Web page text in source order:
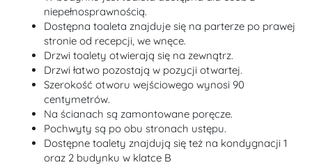
niepełnosprawnością.
Dostępna toaleta znajduje się na parterze po prawej
stronie od recepcji, we wnęce.
Drzwi toalety otwierają się na zewnątrz.
Drzwi łatwo pozostają w pozycji otwartej.
Szerokość otworu wejściowego wynosi 90
centymetrów.
Na ścianach są zamontowane poręcze.
Pochwyty są po obu stronach ustępu.
Dostępne toalety znajdują się też na kondygnacji 1
oraz 2 budynku w klatce B